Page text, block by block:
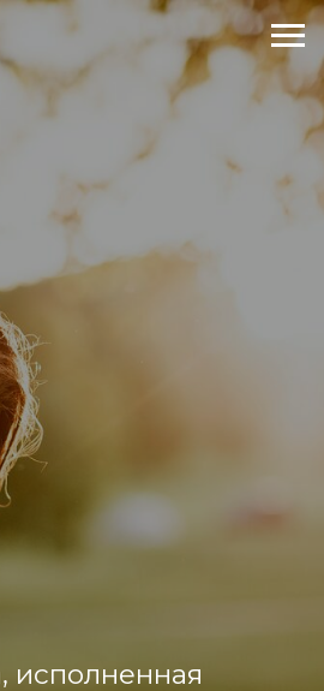
исполненная